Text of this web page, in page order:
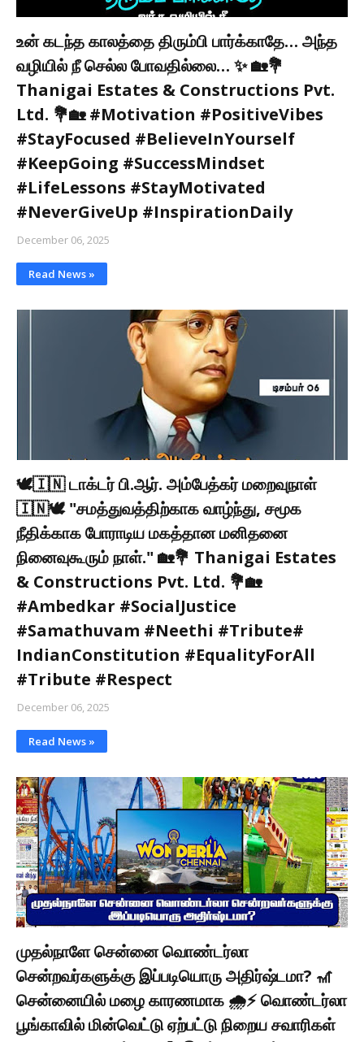
உன் கடந்த காலத்தை திரும்பி பார்க்காதே… அந்த
வழியில் நீ செல்ல போவதில்லை… ✨ 🏡💐
Thanigai Estates & Constructions Pvt.
Ltd. 💐🏡 #Motivation #PositiveVibes
#StayFocused #BelieveInYourself
#KeepGoing #SuccessMindset
#LifeLessons #StayMotivated
#NeverGiveUp #InspirationDaily
December 06, 2025
Read News »
🕊🇮🇳 டாக்டர் பி.ஆர். அம்பேத்கர் மறைவுநாள்
🇮🇳🕊 "சமத்துவத்திற்காக வாழ்ந்து, சமூக
நீதிக்காக போராடிய மகத்தான மனிதனை
நினைவுகூரும் நாள்." 🏡💐 Thanigai Estates
& Constructions Pvt. Ltd. 💐🏡
#Ambedkar #SocialJustice
#Samathuvam #Neethi #Tribute#
IndianConstitution #EqualityForAll
#Tribute #Respect
December 06, 2025
Read News »
முதல்நாளே சென்னை வொண்டர்லா
சென்றவர்களுக்கு இப்படியொரு அதிர்ஷ்டமா? 🎢
சென்னையில் மழை காரணமாக 🌧⚡ வொண்டர்லா
பூங்காவில் மின்வெட்டு ஏற்பட்டு நிறைய சவாரிகள்